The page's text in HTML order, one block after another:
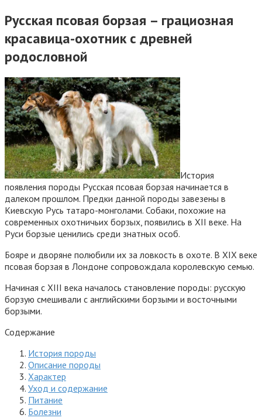
Русская псовая борзая – грациозная
красавица-охотник с древней
родословной
История
появления породы Русская псовая борзая начинается в
далеком прошлом. Предки данной породы завезены в
Киевскую Русь татаро-монголами. Собаки, похожие на
современных охотничьих борзых, появились в XII веке. На
Руси борзые ценились среди знатных особ.
Бояре и дворяне полюбили их за ловкость в охоте. В XIX веке
псовая борзая в Лондоне сопровождала королевскую семью.
Начиная с XIII века началось становление породы: русскую
борзую смешивали с английскими борзыми и восточными
борзыми.
Содержание
История породы
Описание породы
Характер
Уход и содержание
Питание
Болезни